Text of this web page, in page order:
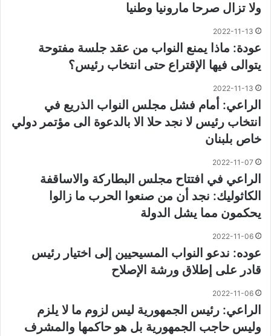
ولا تزال صرحا مارونيا وطنيا
2022-11-13
عودة: ماذا يمنع النواب من عقد جلسة مفتوحة
يتوالى فيها الإقتراع حتى انتخاب رئيس؟
2022-11-13
الراعي: أمام فشل مجلس النواب الذريع في
انتخاب رئيس لا نجد حلا الا بالدعوة الى مؤتمر دولي
خاص بلبنان
2022-11-07
الراعي في افتتاح مجلس البطاركة والاساقفة
الكاثوليك: نجد أن من صنعوا الحرب ما زالوا
يحكمون مما يشل الدولة
2022-11-06
عوده: ندعو النواب المسيحيين إلى اختيار رئيس
قادر على إطلاق ورشة الإصلاح
2022-11-06
الراعي: رئيس الجمهورية ليس لزوم ما لا يلزم
وليس حاجب الجمهورية بل هو حاكمها والمشرف